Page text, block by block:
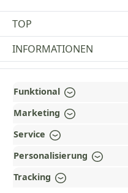
TOP
INFORMATIONEN
ZAHLUNGS- UND
WARUM HEAD-SHOP.DE?
UNSERE COMMUNITIES
Funktional
Marketing
Service
Personalisierung
Tracking